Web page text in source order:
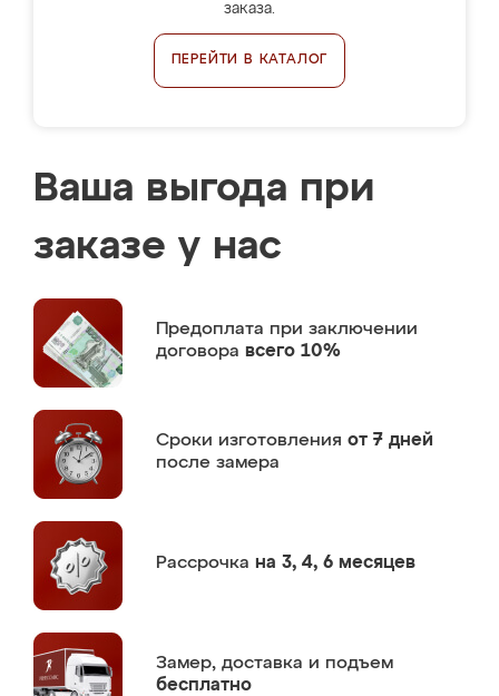
заказа.
ПЕРЕЙТИ В КАТАЛОГ
Ваша выгода при
заказе у нас
Предоплата при заключении
договора всего 10%
Сроки изготовления от 7 дней
после замера
Рассрочка на 3, 4, 6 месяцев
Замер, доставка и подъем
бесплатно